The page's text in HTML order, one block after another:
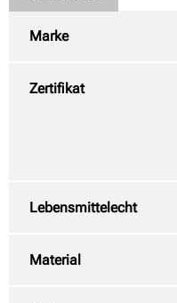
Marke
Zertifikat
Lebensmittelecht
Material